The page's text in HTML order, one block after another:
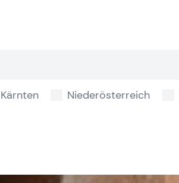
Kärnten Niederösterreich